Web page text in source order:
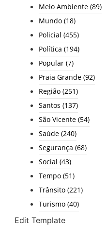
Meio Ambiente (89)
Mundo (18)
Policial (455)
Política (194)
Popular (7)
Praia Grande (92)
Região (251)
Santos (137)
São Vicente (54)
Saúde (240)
Segurança (68)
Social (43)
Tempo (51)
Trânsito (221)
Turismo (40)
Edit Template